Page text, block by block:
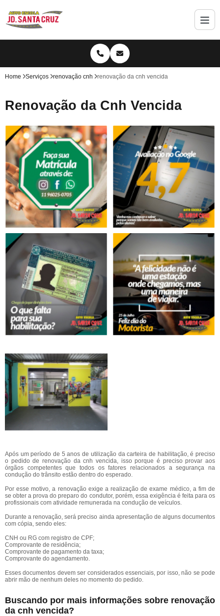
Home Serviços renovação cnh renovação da cnh vencida
Renovação da Cnh Vencida
Após um período de 5 anos de utilização da carteira de habilitação, é preciso
o pedido de renovação da cnh vencida, isso porque é preciso provar aos
órgãos competentes que todos os fatores relacionados a segurança na
condução do trânsito estão dentro do esperado.
Por esse motivo, a renovação exige a realização de exame médico, a fim de
se obter a prova do preparo do condutor, porém, essa exigência é feita para os
profissionais com atividade remunerada na condução de veículos.
Durante a renovação, será preciso ainda apresentação de alguns documentos
com cópia, sendo eles:
CNH ou RG com registro de CPF;
Comprovante de residência;
Comprovante de pagamento da taxa;
Comprovante do agendamento.
Esses documentos devem ser considerados essenciais, por isso, não se pode
abrir mão de nenhum deles no momento do pedido.
Buscando por mais informações sobre renovação
da cnh vencida?